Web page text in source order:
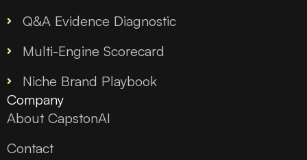
Q&A Evidence Diagnostic
Multi-Engine Scorecard
Niche Brand Playbook
Company
About CapstonAI
Contact